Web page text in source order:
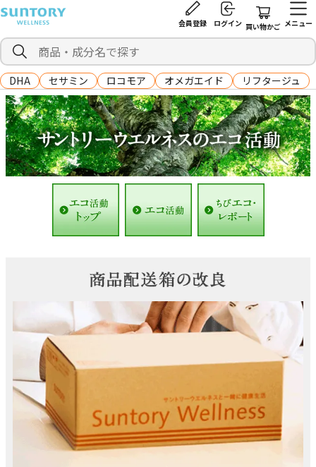
会員登録 ログイン 買い物かご メニュー
DHA セサミン ロコモア オメガエイド リフタージュ